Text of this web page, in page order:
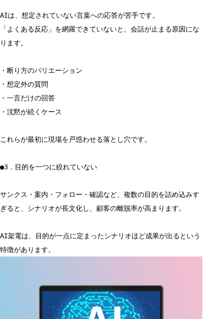
AIは、想定されていない言葉への応答が苦手です。
「よくある反応」を網羅できていないと、会話が止まる原因にな
ります。
・断り方のバリエーション
・想定外の質問
・一言だけの回答
・沈黙が続くケース
これらが最初に現場を戸惑わせる落とし穴です。
●3．目的を一つに絞れていない
サンクス・案内・フォロー・確認など、複数の目的を詰め込みす
ぎると、シナリオが長文化し、顧客の離脱率が高まります。
AI架電は、目的が一点に定まったシナリオほど成果が出るという
特徴があります。